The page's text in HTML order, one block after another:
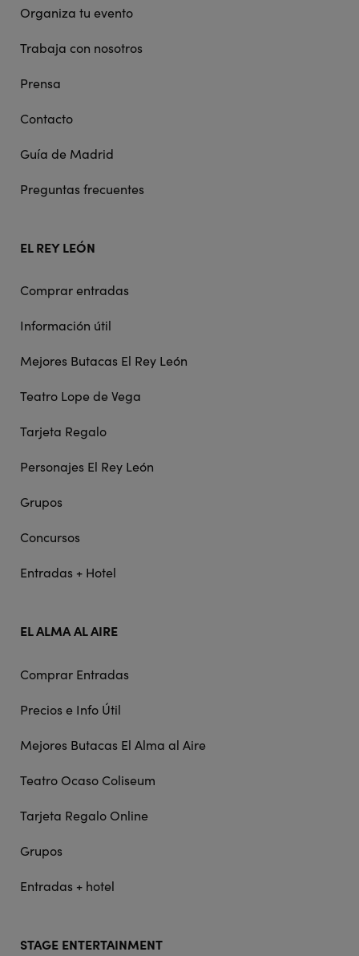
Organiza tu evento
Trabaja con nosotros
Prensa
Contacto
Guía de Madrid
Preguntas frecuentes
EL REY LEÓN
Comprar entradas
Información útil
Mejores Butacas El Rey León
Teatro Lope de Vega
Tarjeta Regalo
Personajes El Rey León
Grupos
Concursos
Entradas + Hotel
EL ALMA AL AIRE
Comprar Entradas
Precios e Info Útil
Mejores Butacas El Alma al Aire
Teatro Ocaso Coliseum
Tarjeta Regalo Online
Grupos
Entradas + hotel
STAGE ENTERTAINMENT